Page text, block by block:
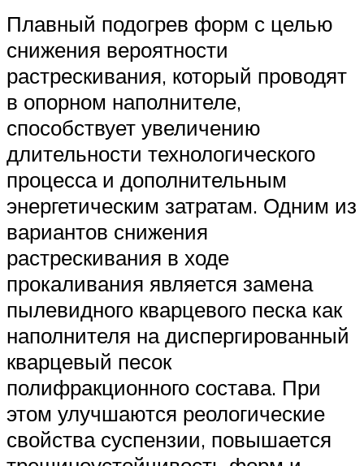
Плавный подогрев форм с целью
снижения вероятности
растрескивания, который проводят
в опорном наполнителе,
способствует увеличению
длительности технологического
процесса и дополнительным
энергетическим затратам. Одним из
вариантов снижения
растрескивания в ходе
прокаливания является замена
пылевидного кварцевого песка как
наполнителя на диспергированный
кварцевый песок
полифракционного состава. При
этом улучшаются реологические
свойства суспензии, повышается